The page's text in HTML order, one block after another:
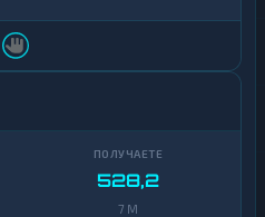
528,2
7 M